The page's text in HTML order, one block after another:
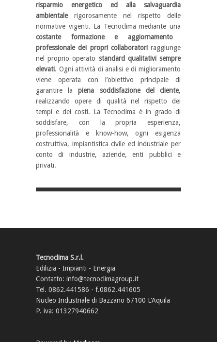
risparmio energetico ed alla salvaguardia
ambientalerigorosamente nel rispetto delle
normative vigenti. La Tecnoclima mediante una
costante formazione e aggiornamento
professionale dei propri collaboratoriraggiunge
nel proprio operato standard qualitativi sempre
elevati. Ogni attività di analisi e di miglioramento
viene operata con l’obiettivo principale di
garantire lapiena soddisfazione del cliente,
realizzando opere di qualità nel rispetto dei
tempi e dei costi. La Tecnoclima è in grado di
soddisfare, con la propria esperienza,
professionalità e know-how, ogni esigenza
costruttiva, impiantistica civile ed industriale per
conto di industrie, aziende, enti pubblici e
privati.
Tecnoclima S.r.l.
Edilizia - Impianti - Energia
Contatto: info@tecnoclimagroup.it
Tel. 0862.441586 - f.0862.441605
Nucleo Industriale di Bazzano 67100 L'Aquila
P. iva: 01327940662